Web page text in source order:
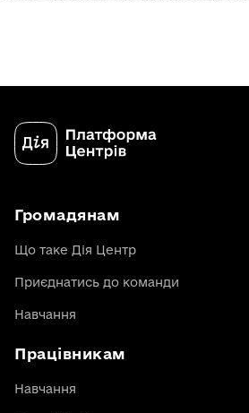
Громадянам
Що таке Дія Центр
Приєднатись до команди
Навчання
Працівникам
Навчання